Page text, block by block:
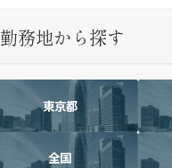
勤務地から探す
東京都
全国